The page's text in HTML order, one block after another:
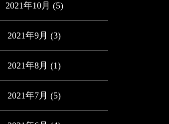
2021年10月 (5)
2021年9月 (3)
2021年8月 (1)
2021年7月 (5)